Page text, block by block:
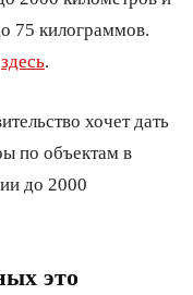
75 килограммов.
здесь
хочет дать
по объектам в
до 2000
это